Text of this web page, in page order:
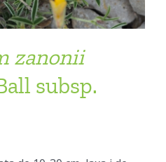
zanonii
subsp.